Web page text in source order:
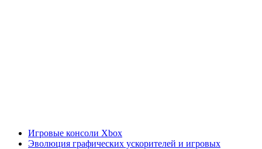
Игровые консоли Xbox
Эволюция графических ускорителей и игровых